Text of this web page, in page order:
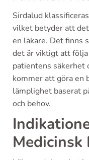
Sirdalud
vilket betyder att
en läkare. Det finns
det är viktigt att
patientens säkerhet
kommer att göra en
lämplighet baserat
och behov.
Medicinsk